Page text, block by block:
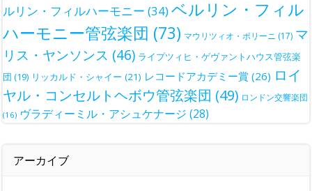
ルリン・フィルハーモニー (34)ベルリン・フィル
ハーモニー管弦楽団 (73) マウリツィオ・ポリーニ (17) マ
リス・ヤンソンス (46) ライプツィヒ・ゲヴァントハウス管弦楽
団 (19) リッカルド・シャイー (21) レコードアカデミー賞 (26) ロイ
ヤル・コンセルトヘボウ管弦楽団 (49) ロンドン交響楽団
(16) ヴラディーミル・アシュケナージ (28)
アーカイブ